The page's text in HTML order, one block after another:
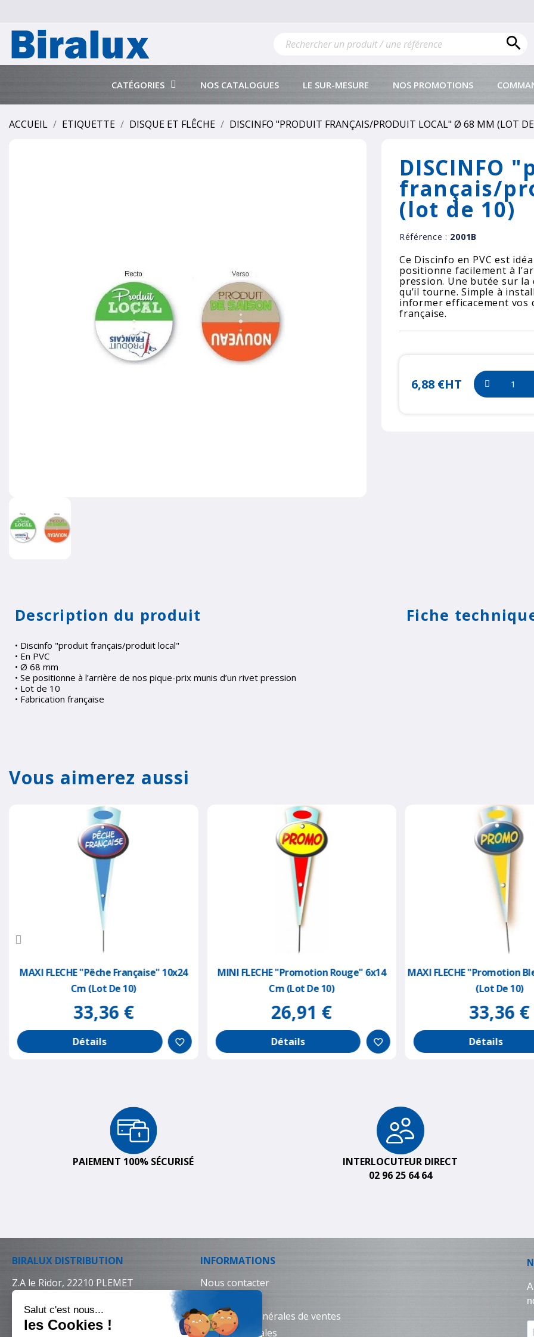

CATÉGORIES NOS CATALOGUES LE SUR-MESURE NOS PROMOTIONS
ACCUEIL ETIQUETTE DISQUE ET FLÊCHE DISCINFO "PRODUIT FRANÇAIS/PRODUIT LOCAL" Ø 68 MM (LOT
DISCINFO
français/
(lot de 10)
Référence : 2001B
Ce Discinfo en PVC est
positionne facilement à
pression. Une butée sur
qu’il tourne. Simple à
informer efficacement vos
française.
6,88 €HT
Description du produit
• Discinfo "produit français/produit local"
• En PVC
• Ø 68 mm
• Se positionne à l’arrière de nos pique-prix munis d’un rivet pression
• Lot de 10
• Fabrication française
Fiche
Vous aimerez aussi
MAXI FLECHE "pêche Française" 10x24
Cm (lot De 10)
33,36 €
Détails favorite_border
MINI FLECHE "promotion Rouge" 6x14
Cm (lot De 10)
26,91 €
Détails favorite_border
MAXI FLECHE "promotion
(lot De 10)
33,36 €
Détails
PAIEMENT 100% SÉCURISÉ
INTERLOCUTEUR DIRECT
02 96 25 64 64
BIRALUX DISTRIBUTION
Z.A le Ridor, 22210 PLEMET
INFORMATIONS
Nous contacter
Conditions générales de ventes
Mentions légales